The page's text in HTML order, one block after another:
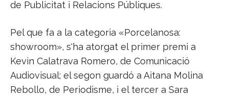
de Publicitat i Relacions Públiques.
Pel que fa a la categoria «Porcelanosa:
showroom», s'ha atorgat el primer premi a
Kevin Calatrava Romero, de Comunicació
Audiovisual; el segon guardó a Aitana Molina
Rebollo, de Periodisme, i el tercer a Sara